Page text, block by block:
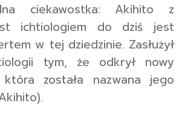
ciekawostka: Akihito z
ichtiologiem do dziś jest
w tej dziedzinie. Zasłużył
tym, że odkrył nowy
została nazwana jego